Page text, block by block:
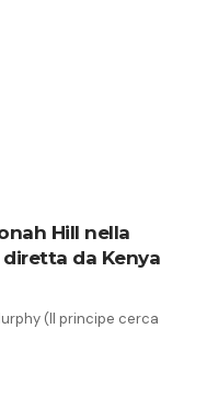
Hill nella
da Kenya
(Il principe cerca